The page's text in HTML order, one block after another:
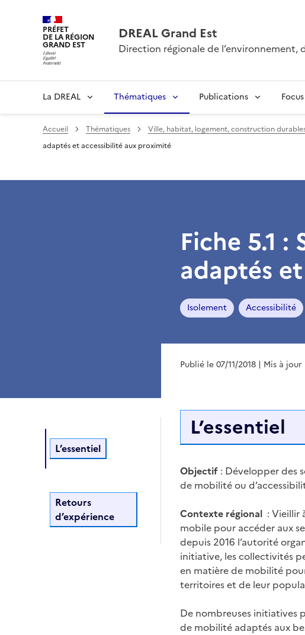
PRÉFET
DE LA RÉGION
GRAND EST
DREAL Grand Est
Direction régionale de l’environnement,
La DREAL Thématiques Publications Focus
Accueil Thématiques Ville, habitat, logement, construction
adaptés et accessibilité aux proximité
L’essentiel
Retours
d’expérience
Fiche 5.1
adaptés
Isolement Accessibilité
Publié le 07/11/2018 | Mis à
L’essentiel
Objectif : Développer des
de mobilité ou
Contexte régional : Vieillir
mobile pour accéder aux
depuis 2016 l’autorité
initiative, les collectivités
en matière de mobilité
territoires et de leur
De nombreuses initiatives
de mobilité adaptés aux